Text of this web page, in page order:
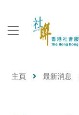
主頁 最新消息